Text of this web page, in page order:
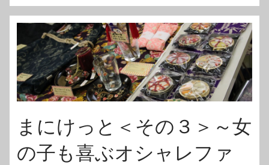
まにけっと＜その３＞～女
の子も喜ぶオシャレファ